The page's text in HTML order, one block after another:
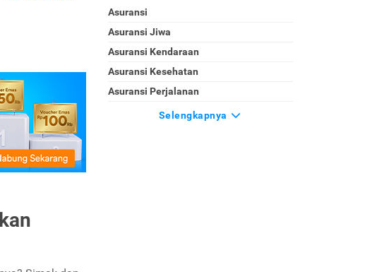
Asuransi
Asuransi Jiwa
Asuransi Kendaraan
Asuransi Kesehatan
Asuransi Perjalanan
Selengkapnya